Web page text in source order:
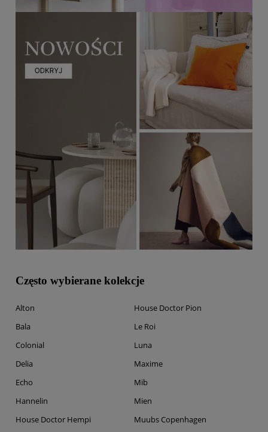
Często wybierane kolekcje
Alton
Bala
Colonial
Delia
Echo
Hannelin
House Doctor Hempi
House Doctor Pion
Le Roi
Luna
Maxime
Mib
Mien
Muubs Copenhagen